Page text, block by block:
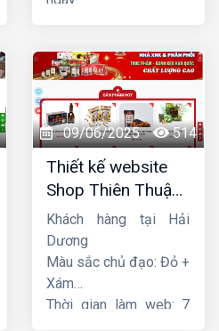
09/06/2025 514
Thiết kế website
Shop Thiên Thuận
Phát
Khách hàng tại Hải
Dương
Màu sắc chủ đạo: Đỏ +
Xám
Thời gian làm web: 7